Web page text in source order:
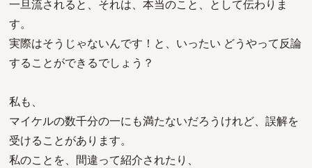
一旦流されると、それは、本当のこと、として伝わりま
す。
実際はそうじゃないんです！と、いったい どうやって反論
することができるでしょう？
私も、
マイケルの数千分の一にも満たないだろうけれど、誤解を
受けることがあります。
私のことを、間違って紹介されたり、